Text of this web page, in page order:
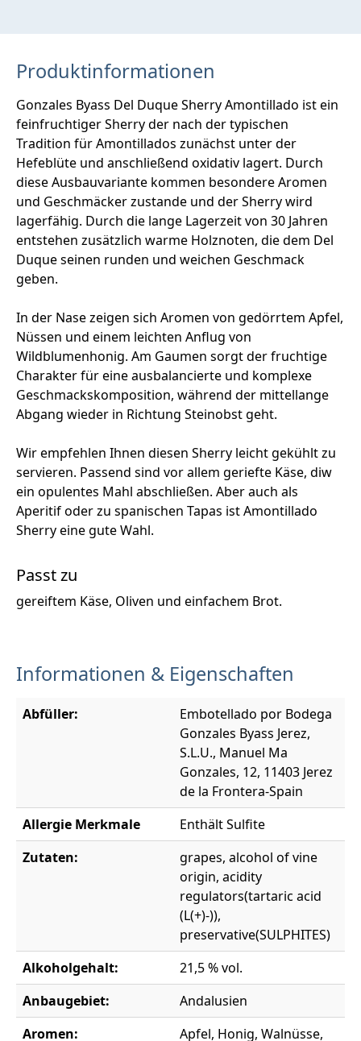
Produktinformationen
Gonzales Byass Del Duque Sherry Amontillado ist ein
feinfruchtiger Sherry der nach der typischen
Tradition für Amontillados zunächst unter der
Hefeblüte und anschließend oxidativ lagert. Durch
diese Ausbauvariante kommen besondere Aromen
und Geschmäcker zustande und der Sherry wird
lagerfähig. Durch die lange Lagerzeit von 30 Jahren
entstehen zusätzlich warme Holznoten, die dem Del
Duque seinen runden und weichen Geschmack
geben.
In der Nase zeigen sich Aromen von gedörrtem Apfel,
Nüssen und einem leichten Anflug von
Wildblumenhonig. Am Gaumen sorgt der fruchtige
Charakter für eine ausbalancierte und komplexe
Geschmackskomposition, während der mittellange
Abgang wieder in Richtung Steinobst geht.
Wir empfehlen Ihnen diesen Sherry leicht gekühlt zu
servieren. Passend sind vor allem geriefte Käse, diw
ein opulentes Mahl abschließen. Aber auch als
Aperitif oder zu spanischen Tapas ist Amontillado
Sherry eine gute Wahl.
Passt zu
gereiftem Käse, Oliven und einfachem Brot.
Informationen & Eigenschaften
Abfüller:
Embotellado por Bodega
Gonzales Byass Jerez,
S.L.U., Manuel Ma
Gonzales, 12, 11403 Jerez
de la Frontera-Spain
Allergie Merkmale
Enthält Sulfite
Zutaten:
grapes, alcohol of vine
origin, acidity
regulators(tartaric acid
(L(+)-)),
preservative(SULPHITES)
Alkoholgehalt:
21,5 % vol.
Anbaugebiet:
Andalusien
Aromen:
Apfel, Honig, Walnüsse,